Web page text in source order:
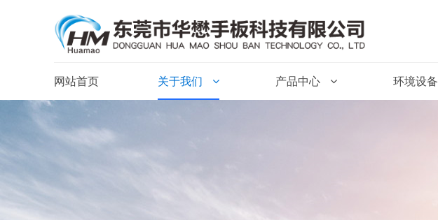
网站首页 关于我们 产品中心 环境设备